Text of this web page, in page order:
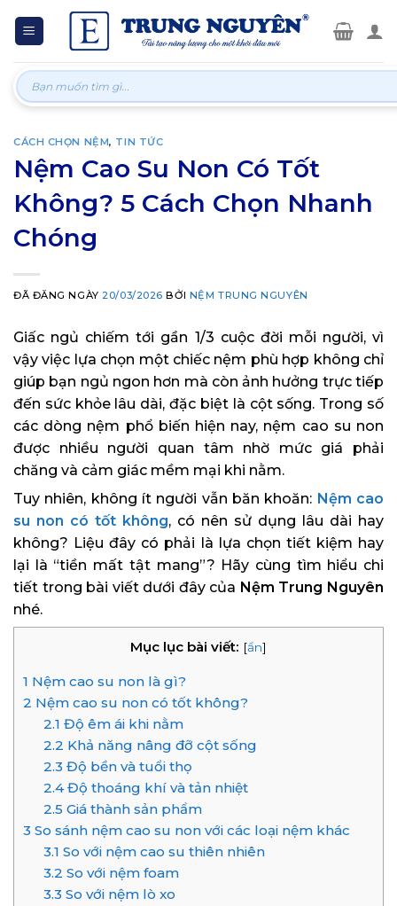
Tìm
kiếm:
CÁCH CHỌN NỆM, TIN TỨC
Nệm Cao Su Non Có Tốt
Không? 5 Cách Chọn Nhanh
Chóng
ĐÃ ĐĂNG NGÀY20/03/2026 BỞI NỆM TRUNG NGUYÊN
Giấc ngủ chiếm tới gần 1/3 cuộc đời mỗi người, vì
vậy việc lựa chọn một chiếc nệm phù hợp không chỉ
giúp bạn ngủ ngon hơn mà còn ảnh hưởng trực tiếp
đến sức khỏe lâu dài, đặc biệt là cột sống. Trong số
các dòng nệm phổ biến hiện nay, nệm cao su non
được nhiều người quan tâm nhờ mức giá phải
chăng và cảm giác mềm mại khi nằm.
Tuy nhiên, không ít người vẫn băn khoăn: Nệm cao
su non có tốt không, có nên sử dụng lâu dài hay
không? Liệu đây có phải là lựa chọn tiết kiệm hay
lại là “tiền mất tật mang”? Hãy cùng tìm hiểu chi
tiết trong bài viết dưới đây của Nệm Trung Nguyên
nhé.
Mục lục bài viết: [ẩn]
1 Nệm cao su non là gì?
2 Nệm cao su non có tốt không?
2.1 Độ êm ái khi nằm
2.2 Khả năng nâng đỡ cột sống
2.3 Độ bền và tuổi thọ
2.4Độ thoáng khí và tản nhiệt
2.5 Giá thành sản phẩm
3 So sánh nệm cao su non với các loại nệm khác
3.1 So với nệm cao su thiên nhiên
3.2 So với nệm foam
3.3 So với nệm lò xo